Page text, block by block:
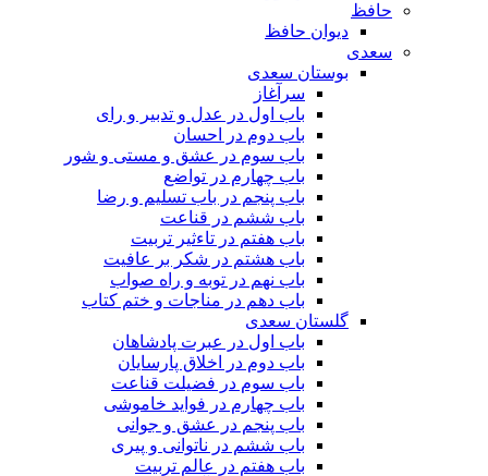
حافظ
دیوان حافظ
سعدی
بوستان سعدی
سرآغاز
باب اول در عدل و تدبیر و رای
باب دوم در احسان
باب سوم در عشق و مستی و شور
باب چهارم در تواضع
باب پنجم در باب تسلیم و رضا
باب ششم در قناعت
باب هفتم در تاءثیر تربیت
باب هشتم در شکر بر عافیت
باب نهم در توبه و راه صواب
باب دهم در مناجات و ختم کتاب
گلستان سعدی
باب اول در عبرت پادشاهان
باب دوم در اخلاق پارسایان
باب سوم در فضیلت قناعت
باب چهارم در فواید خاموشى
باب پنجم در عشق و جوانى
باب ششم در ناتوانى و پیرى
باب هفتم در عالم تربیت